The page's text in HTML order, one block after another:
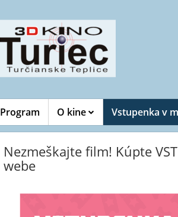
Program O kine Vstupenka v
Nezmeškajte film! Kúpte
webe